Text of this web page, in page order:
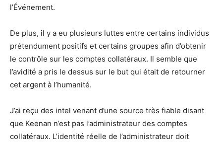
l’Événement.
De plus, il y a eu plusieurs luttes entre certains individus
prétendument positifs et certains groupes afin d’obtenir
le contrôle sur les comptes collatéraux. Il semble que
l’avidité a pris le dessus sur le but qui était de retourner
cet argent à l’humanité.
J’ai reçu des intel venant d’une source très fiable disant
que Keenan n’est pas l’administrateur des comptes
collatéraux. L’identité réelle de l’administrateur doit